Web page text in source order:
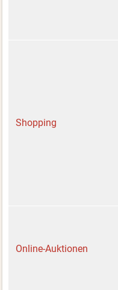
Shopping
Online-Auktionen